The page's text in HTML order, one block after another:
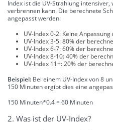
Index ist die UV-Strahlung
verbrennen kann. Die berechnete
angepasst werden:
UV-Index 0-2: Keine
UV-Index 3-5: 80% der
UV-Index 6-7: 60% der
UV-Index 8-10: 40% der
UV-Index 11+: 20% der
Beispiel: Bei einem UV-Index von 8
150 Minuten ergibt dies eine
150 Minuten*0.4 = 60 Minuten
2. Was ist der UV-Index?